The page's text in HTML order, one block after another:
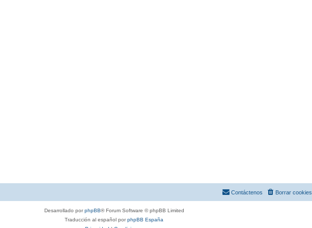
Borrar cookies
Contáctenos
Desarrollado porphpBB® Forum Software © phpBB Limited
Traducción al español porphpBB España